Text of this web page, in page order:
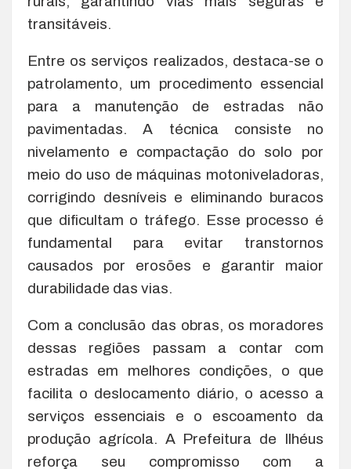
transitáveis.
Entre os serviços realizados, destaca-se o
patrolamento, um procedimento essencial
para a manutenção de estradas não
pavimentadas. A técnica consiste no
nivelamento e compactação do solo por
meio do uso de máquinas motoniveladoras,
corrigindo desníveis e eliminando buracos
que dificultam o tráfego. Esse processo é
fundamental para evitar transtornos
causados por erosões e garantir maior
durabilidade das vias.
Com a conclusão das obras, os moradores
dessas regiões passam a contar com
estradas em melhores condições, o que
facilita o deslocamento diário, o acesso a
serviços essenciais e o escoamento da
produção agrícola. A Prefeitura de Ilhéus
reforça seu compromisso com a